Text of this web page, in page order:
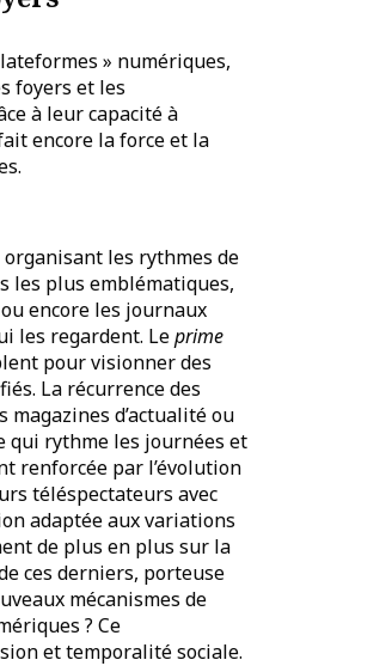
» numériques,
foyers et les
à leur capacité à
encore la force et la
les rythmes de
les plus emblématiques,
encore les journaux
les regardent. Leprime
pour visionner des
La récurrence des
d’actualité ou
qui rythme les journées et
renforcée par l’évolution
téléspectateurs avec
adaptée aux variations
de plus en plus sur la
ces derniers, porteuse
mécanismes de
? Ce
et temporalité sociale.